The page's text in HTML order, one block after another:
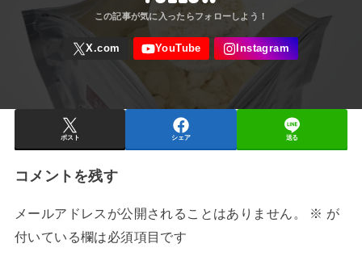
ポスト シェア 送る
コメントを残す
メールアドレスが公開されることはありません。 ※ が
付いている欄は必須項目です